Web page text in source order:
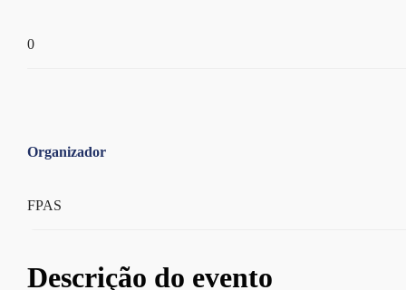
0
Organizador
FPAS
Descrição do evento